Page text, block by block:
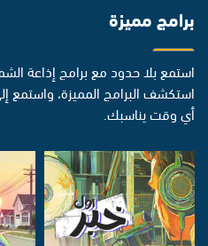
برامج مميزة
استمع بلا حدود مع برامج إذاعة
استكشف البرامج المميزة، واستمع
أي وقت يناسبك.